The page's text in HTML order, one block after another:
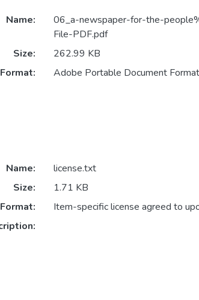
Name:
06_a-newspaper-for-the-
File-PDF.pdf
Size:
262.99 KB
Format:
Adobe Portable Document Format
Name:
license.txt
Size:
1.71 KB
Format:
Item-specific license agreed to